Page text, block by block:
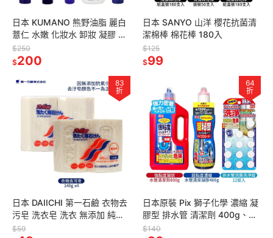
日本 KUMANO 熊野油脂 麗白
薏仁 水嫩 化妝水 卸妝 凝膠 洗
面乳 沐浴乳 多款任選
$250
$200
日本 SANYO 山洋 櫻花抗菌清
潔棉棒 棉花棒 180入
$125
$99
83
折
日本 DAIICHI 第一石鹼 衣物去
污皂 洗衣皂 洗衣 無添加 純皂
鹼 140gx2p 兩件組
$59
64
折
日本原裝 Pix 獅子化學 濃縮 凝
膠型 排水管 清潔劑 400g、
800g 洗淨錠12錠入 多款任選
$140